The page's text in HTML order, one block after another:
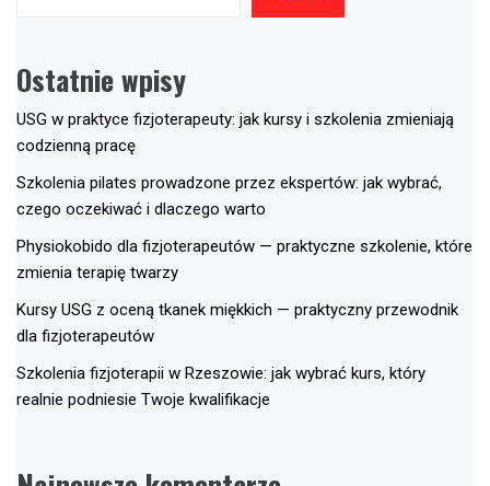
Ostatnie wpisy
USG w praktyce fizjoterapeuty: jak kursy i szkolenia zmieniają
codzienną pracę
Szkolenia pilates prowadzone przez ekspertów: jak wybrać,
czego oczekiwać i dlaczego warto
Physiokobido dla fizjoterapeutów — praktyczne szkolenie, które
zmienia terapię twarzy
Kursy USG z oceną tkanek miękkich — praktyczny przewodnik
dla fizjoterapeutów
Szkolenia fizjoterapii w Rzeszowie: jak wybrać kurs, który
realnie podniesie Twoje kwalifikacje